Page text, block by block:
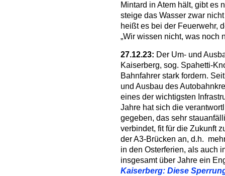
Mintard in Atem hält, gibt es
steige das Wasser zwar
heißt es bei der Feuerwehr,
„Wir wissen nicht, was noch
27.12.23: Der Um- und
Kaiserberg, sog. Spahetti-
Bahnfahrer stark fordern.
und Ausbau des
eines der wichtigsten
Jahre hat sich die
gegeben, das sehr
verbindet, fit für die Zukunft
der A3-Brücken an, d.h.
in den Osterferien, als auch
insgesamt über Jahre ein
Kaiserberg: Diese